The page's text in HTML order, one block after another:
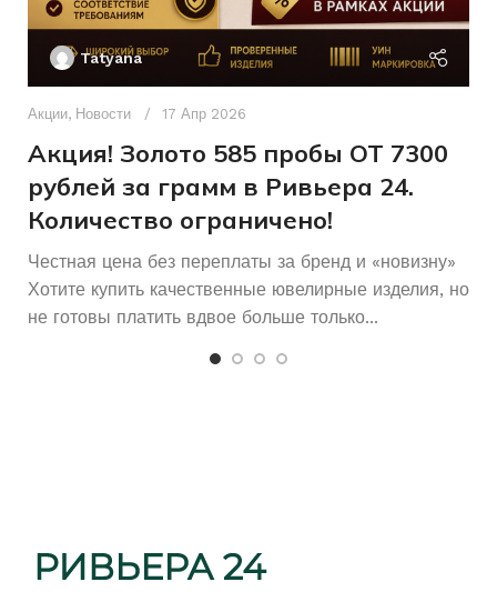
ВСТАВКА Без вставок
КОЛИЧЕСТВО КАМНЕЙ
Tatyana
Акции, Новости 17 Апр 2026
Акция! Золото 585 пробы ОТ 7300
рублей за грамм в Ривьера 24.
Количество ограничено!
Честная цена без переплаты за бренд и «новизну»
Хотите купить качественные ювелирные изделия, но
не готовы платить вдвое больше только...